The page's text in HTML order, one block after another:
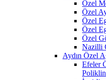
Özel
Özel
Özel
Özel
Özel
Nazilli
Aydın Özel
Efeler